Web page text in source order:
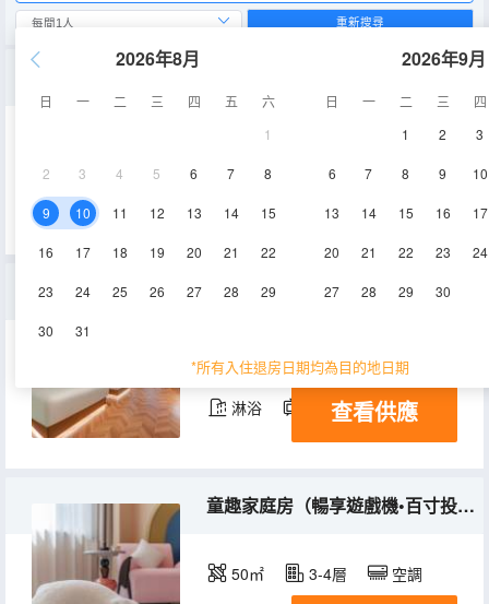
2026年8月
日 一 二 三 四 五
六
1
2 3 4 5 6 7 8
9 10 11 12 13 14 15
16 17 18 19 20 21 22
23 24 25 26 27 28 29
30 31
2026年9月
日 一 二 三
四
1
2 3
6 7 8 9 10
13 14 15 16 17
20 21 22 23 24
27 28 29 30
*所有入住退房日期均為目的地日期
重新搜尋
空調
40㎡ 4-6層 空調
淋浴 電視機
查看供應
童趣家庭房（暢享遊戲機•百寸投影•兒童床•助眠床墊）
50㎡ 3-4層 空調